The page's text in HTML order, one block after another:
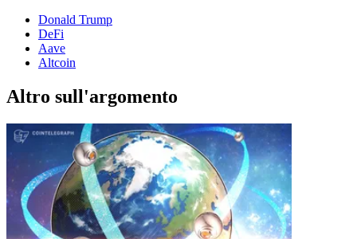
Donald Trump
DeFi
Aave
Altcoin
Altro sull'argomento